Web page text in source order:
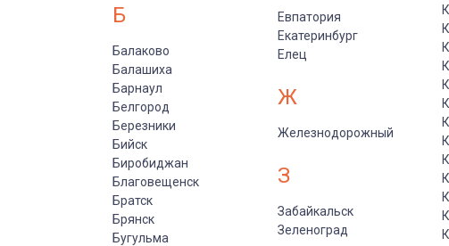
Б
Балаково
Балашиха
Барнаул
Белгород
Березники
Бийск
Биробиджан
Благовещенск
Братск
Брянск
Бугульма
Евпатория
Екатеринбург
Елец
Ж
Железнодорожный
З
Забайкальск
Зеленоград